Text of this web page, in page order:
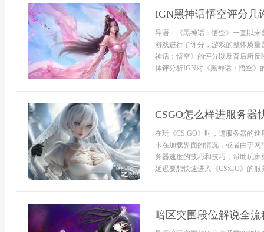
IGN黑神话悟空评分几
导语：《黑神话：悟空》一直以
游戏进行了评分，游戏的整体质
神话：悟空》的评分以及背后所
体评分析IGN对《黑神话：悟空》
CSGO怎么样进服务器
在玩《CS:GO》时，进服务器的
卡在加载界面的情况，或者由于
务器速度的技巧和技巧，帮助玩
延迟要想快速进入《CS:GO》的
暗区突围段位解说全流